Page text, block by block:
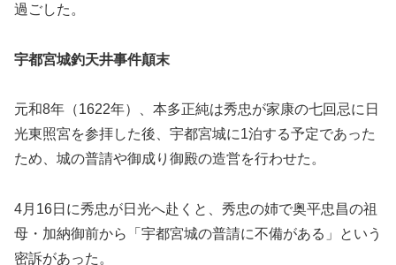
過ごした。
宇都宮城釣天井事件顛末
元和8年（1622年）、本多正純は秀忠が家康の七回忌に日
光東照宮を参拝した後、宇都宮城に1泊する予定であった
ため、城の普請や御成り御殿の造営を行わせた。
4月16日に秀忠が日光へ赴くと、秀忠の姉で奥平忠昌の祖
母・加納御前から「宇都宮城の普請に不備がある」という
密訴があった。